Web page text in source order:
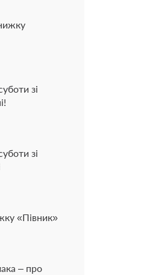
зі
зі
«Півник»
– про